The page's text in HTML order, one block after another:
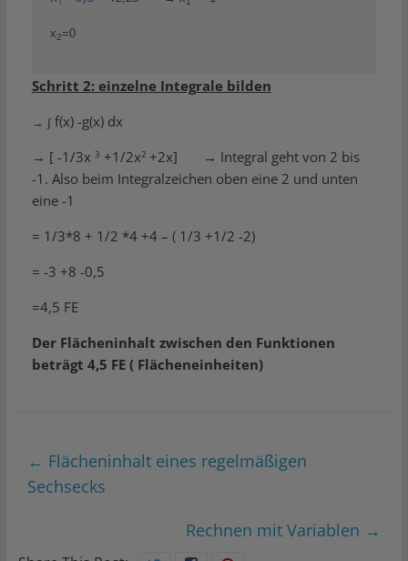
x2=0
Schritt 2: einzelne Integrale bilden
→ ∫ f(x) -g(x) dx
→ [ -1/3x 3 +1/2x2 +2x] → Integral geht von 2 bis
-1. Also beim Integralzeichen oben eine 2 und unten
eine -1
= 1/3*8 + 1/2 *4 +4 – ( 1/3 +1/2 -2)
= -3 +8 -0,5
=4,5 FE
Der Flächeninhalt zwischen den Funktionen
beträgt 4,5 FE ( Flächeneinheiten)
← Flächeninhalt eines regelmäßigen
Sechsecks
Rechnen mit Variablen →